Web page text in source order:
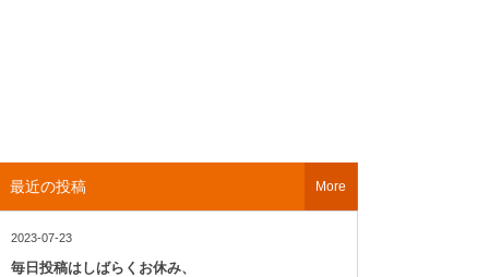
最近の投稿
2023-07-23
毎日投稿はしばらくお休み、
More